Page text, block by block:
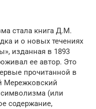
стала книга Д.М.
и о новых течениях
изданная в 1893
ее автор. Это
прочитанной в
Мережковский
(или
содержание,